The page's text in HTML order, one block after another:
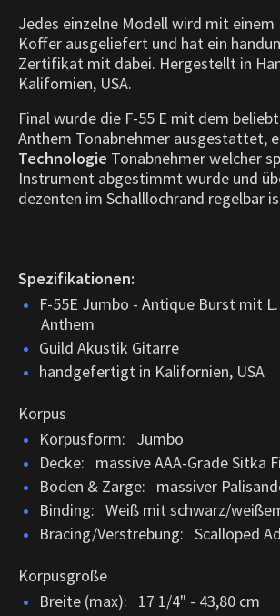
Jedes einzelne Modell wird mit einem
Koffer ausgeliefert und hat ein
Zertifikat mit dabei. Hergestellt in
Kalifornien, USA.
Final wurde die F-55 E mit dem
Anthem Tonabnehmer ausgestattet,
Technologie Tonabnehmer welcher
Instrument abgestimmt wurde und
dezenten im Schalllochrand regelbar
Spezifikationen:
F-55E Jumbo - Antique Burst mit
Anthem
Guild Akustik Gitarre
handgefertigt in Kalifornien, USA
Korpus
Korpusform: Jumbo
Decke: massive AAA-Grade Sitka
Boden & Zarge: massiver
Binding: Weiß mit schwarz/
Bracing/Verstrebung: Scalloped
Korpusgröße
Breite (max): 17 1/4" - 43,80 cm